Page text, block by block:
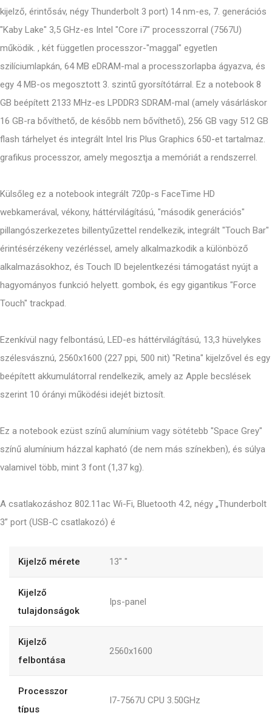
kijelző, érintősáv, négy Thunderbolt 3 port) 14 nm-es, 7. generációs
"Kaby Lake" 3,5 GHz-es Intel "Core i7" processzorral (7567U)
működik. , két független processzor-"maggal" egyetlen
szilíciumlapkán, 64 MB eDRAM-mal a processzorlapba ágyazva, és
egy 4 MB-os megosztott 3. szintű gyorsítótárral. Ez a notebook 8
GB beépített 2133 MHz-es LPDDR3 SDRAM-mal (amely vásárláskor
16 GB-ra bővíthető, de később nem bővíthető), 256 GB vagy 512 GB
flash tárhelyet és integrált Intel Iris Plus Graphics 650-et tartalmaz.
grafikus processzor, amely megosztja a memóriát a rendszerrel.
Külsőleg ez a notebook integrált 720p-s FaceTime HD
webkamerával, vékony, háttérvilágítású, "második generációs"
pillangószerkezetes billentyűzettel rendelkezik, integrált "Touch Bar"
érintésérzékeny vezérléssel, amely alkalmazkodik a különböző
alkalmazásokhoz, és Touch ID bejelentkezési támogatást nyújt a
hagyományos funkció helyett. gombok, és egy gigantikus "Force
Touch" trackpad.
Ezenkívül nagy felbontású, LED-es háttérvilágítású, 13,3 hüvelykes
szélesvásznú, 2560x1600 (227 ppi, 500 nit) "Retina" kijelzővel és egy
beépített akkumulátorral rendelkezik, amely az Apple becslések
szerint 10 órányi működési idejét biztosít.
Ez a notebook ezüst színű alumínium vagy sötétebb "Space Grey"
színű alumínium házzal kapható (de nem más színekben), és súlya
valamivel több, mint 3 font (1,37 kg).
A csatlakozáshoz 802.11ac Wi-Fi, Bluetooth 4.2, négy „Thunderbolt
3” port (USB-C csatlakozó) é
Kijelző mérete 13" "
Kijelző
tulajdonságok
Ips-panel
Kijelző
felbontása
2560x1600
Processzor
típus
I7-7567U CPU 3.50GHz